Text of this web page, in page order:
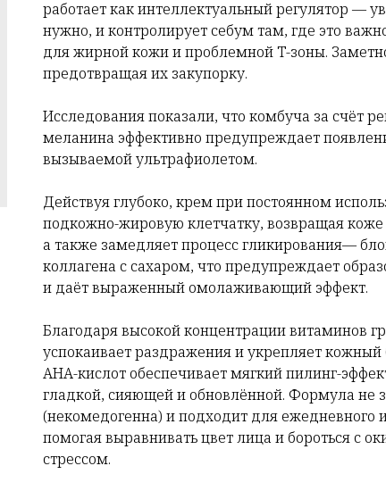
работает как интеллектуальный регулятор —
нужно, и контролирует себум там, где это
для жирной кожи и проблемной Т-зоны.
предотвращая их закупорку.
Исследования показали, что комбуча за счёт
меланина эффективно предупреждает
вызываемой ультрафиолетом.
Действуя глубоко, крем при постоянном
подкожно-жировую клетчатку, возвращая коже
а также замедляет процесс гликирования—
коллагена с сахаром, что предупреждает
и даёт выраженный омолаживающий эффект.
Благодаря высокой концентрации витаминов
успокаивает раздражения и укрепляет кожный
АНА-кислот обеспечивает мягкий пилинг-
гладкой, сияющей и обновлённой. Формула не
(некомедогенна) и подходит для ежедневного
помогая выравнивать цвет лица и бороться с
стрессом.